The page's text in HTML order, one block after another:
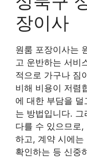
장이사
원룸 포장이사는
고 운반하는 서비
적으로 가구나 짐
비해 비용이 저렴
에 대한 부담을
는 방법입니다. 그
다를 수 있으므로
하고, 계약 시에는
확인하는 등 신중